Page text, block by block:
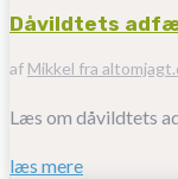
Dåvildtets
af Mikkel fra
Læs om dåvildtets
læs mere